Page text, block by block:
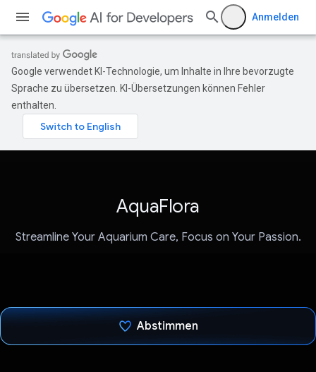
Anmelden
Google verwendet KI-Technologie, um Inhalte in Ihre bevorzugte
Sprache zu übersetzen. KI-Übersetzungen können Fehler
enthalten.
AquaFlora
Streamline Your Aquarium Care, Focus on Your Passion.
Abstimmen